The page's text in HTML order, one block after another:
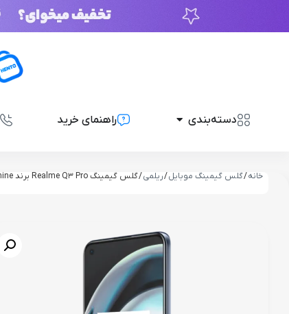
دسته‌بندی راهنمای خرید
خانه/گلس گیمینگ موبایل/ریلمی/ گلس گیمینگ Realme Q3 Pro برند SunShine